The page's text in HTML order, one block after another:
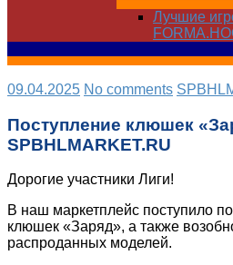
Лучшие
09.04.2025 No comments
Поступление клюшек
SPBHLMARKET.RU
Дорогие участники Лиги!
В наш маркетплейс поступило
клюшек «Заряд», а также
распроданных моделей.